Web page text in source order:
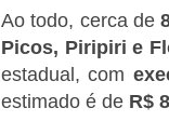
Ao todo, cerca de
Picos, Piripiri e
estadual, com
estimado é de R$